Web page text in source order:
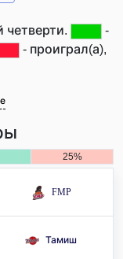
четверти.
-
- проиграл(а),
25%
FMP
Тамиш